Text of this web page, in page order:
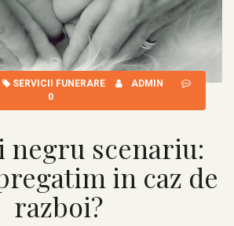
SERVICII FUNERARE
ADMIN
0
negru scenariu:
in caz de
razboi?